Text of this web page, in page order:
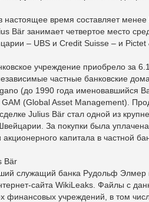
настоящее время составляет
Bär занимает четвертое место
– UBS и Credit Suisse – и Pictet
учреждение приобрело за
частные банковские
(до 1990 года именовавшийся
(Global Asset Management).
Julius Bär стал одной из
За покупки была
капитала в частной
Bär
служащий банка Рудольф
сайта WikiLeaks. Файлы с
финансовых учреждений, в том